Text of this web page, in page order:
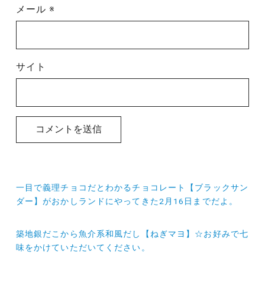
メール※
サイト
投
稿
ビ
一目で義理チョコだとわかるチョコレート【ブラックサン
ダー】がおかしランドにやってきた2月16日までだよ。
築地銀だこから魚介系和風だし【ねぎマヨ】☆お好みで七
味をかけていただいてください。